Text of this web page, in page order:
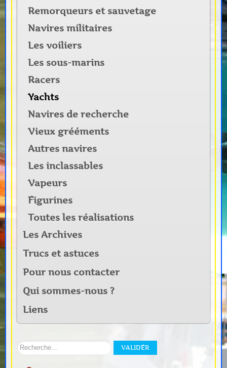
Remorqueurs et sauvetage
Navires militaires
Les voiliers
Les sous-marins
Racers
Yachts
Navires de recherche
Vieux grééments
Autres navires
Les inclassables
Vapeurs
Figurines
Toutes les réalisations
Les Archives
Trucs et astuces
Pour nous contacter
Qui sommes-nous ?
Liens
Rechercher
VALIDER